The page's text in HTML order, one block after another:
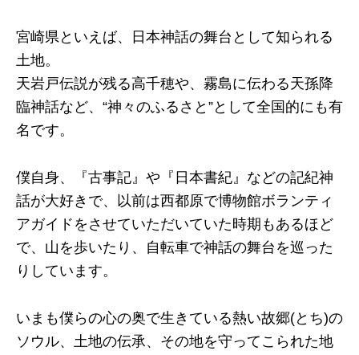
宮崎県といえば、日本神話の舞台として知られる
土地。
天岩戸伝説が残る高千穂や、霧島に伝わる天孫降
臨神話など、“神々のふるさと”として全国的にも有
名です。
僕自身、『古事記』や『日本書紀』などの記紀神
話が大好きで、以前は西都原で博物館ボランティ
アガイドをさせていただいていた時期もあるほど
で、山を歩いたり、自転車で神話の舞台を巡った
りしています。
いまも僕らの心の奥で生きている熱い故郷(とち)の
ソウル、土地の伝承、その地を守ってこられた地